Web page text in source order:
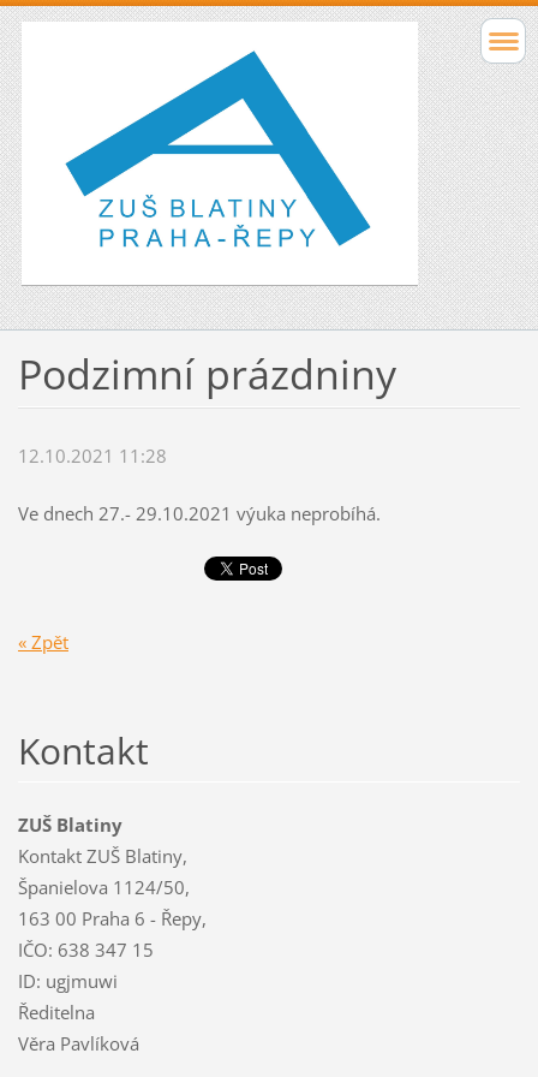
Podzimní prázdniny
12.10.2021 11:28
Ve dnech 27.- 29.10.2021 výuka neprobíhá.
« Zpět
Kontakt
ZUŠ Blatiny
Kontakt ZUŠ Blatiny,
Španielova 1124/50,
163 00 Praha 6 - Řepy,
IČO: 638 347 15
ID: ugjmuwi
Ředitelna
Věra Pavlíková